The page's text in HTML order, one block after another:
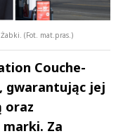
(Fot. mat.pras.)
Couche-
gwarantując jej
oraz
Za